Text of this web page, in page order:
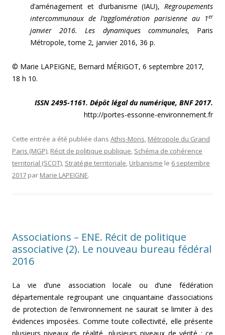
d’aménagement et d’urbanisme (IAU), Regroupements
intercommunaux de l’agglomération parisienne au 1er
janvier 2016. Les dynamiques communales, Paris
Métropole, tome 2, janvier 2016, 36 p.
© Marie LAPEIGNE, Bernard MÉRIGOT, 6 septembre 2017,
18 h 10.
ISSN 2495-1161. Dépôt légal du numérique, BNF 2017.
http://portes-essonne-environnement.fr
Cette entrée a été publiée dans Athis-Mons, Métropole du Grand
Paris (MGP), Récit de politique publique, Schéma de cohérence
territorial (SCOT), Stratégie territoriale, Urbanisme le 6 septembre
2017 par Marie LAPEIGNE.
Associations – ENE. Récit de politique
associative (2). Le nouveau bureau fédéral
2016
La vie d’une association locale ou d’une fédération
départementale regroupant une cinquantaine d’associations
de protection de l’environnement ne saurait se limiter à des
évidences imposées. Comme toute collectivité, elle présente